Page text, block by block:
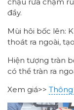
đầy.
Mùi hôi bốc lên:
thoát ra ngoài,
Hiện tượng tràn
có thể tràn ra
Xem giá>>